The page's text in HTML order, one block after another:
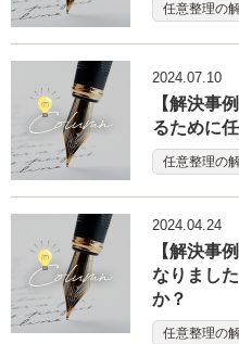
任意整理の
2024.07.10
【解決事
るために
任意整理の
2024.04.24
【解決事
なりまし
か？
任意整理の